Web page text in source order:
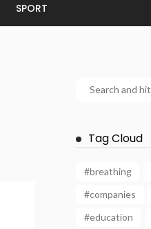
SPORT
Tag Cloud
#breathing
#companies
#education